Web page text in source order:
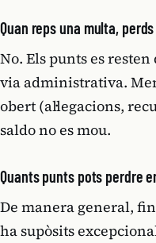
Quan reps una multa,
No. Els punts es
via administrativa.
obert (al·legacions,
saldo no es mou.
Quants punts pots perdre
De manera general,
ha supòsits